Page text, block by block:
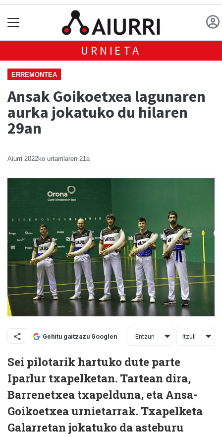
URNIETA
ERREMONTEA
Ansak Goikoetxea lagunaren
aurka jokatuko du hilaren
29an
Aiurri 2022ko urtarrilaren 21a
Gehitu gaitzazu Googlen Entzun Itzuli
Sei pilotarik hartuko dute parte
Iparlur txapelketan. Tartean dira,
Barrenetxea txapelduna, eta Ansa-
Goikoetxea urnietarrak. Txapelketa
Galarretan jokatuko da asteburu